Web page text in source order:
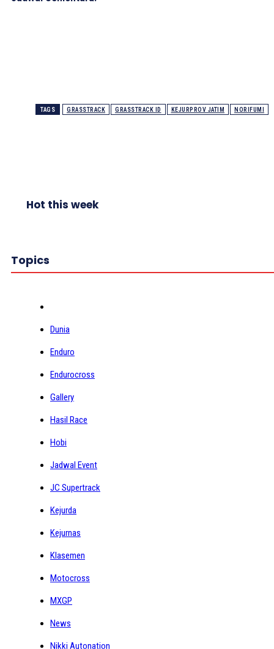
TAGS GRASSTRACK GRASSTRACK ID KEJURPROV JATIM NORIFUMI
Hot this week
Topics
Dunia
Enduro
Endurocross
Gallery
Hasil Race
Hobi
Jadwal Event
JC Supertrack
Kejurda
Kejurnas
Klasemen
Motocross
MXGP
News
Nikki Autonation